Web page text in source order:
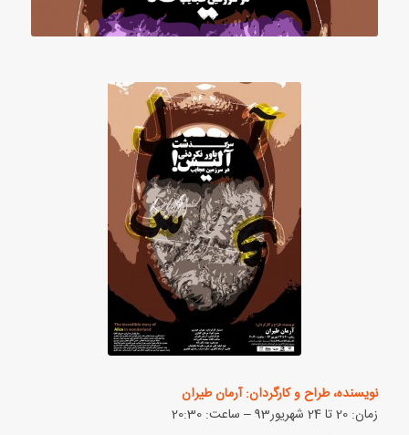
نویسنده، طراح و کارگردان: آرمان طیران
زمان: 20 تا 24 شهریور93 – ساعت: 20:30